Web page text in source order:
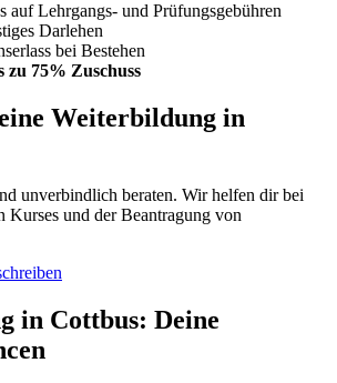
auf Lehrgangs- und Prüfungsgebühren
Darlehen
bei Bestehen
zu 75% Zuschuss
Weiterbildung in
unverbindlich beraten. Wir helfen dir bei
Kurses und der Beantragung von
in Cottbus: Deine